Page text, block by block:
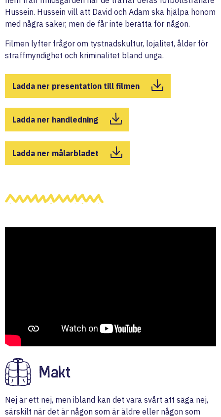
Hussein. Hussein vill att David och Adam ska hjälpa honom
med några saker, men de får inte berätta för någon.
Filmen lyfter frågor om tystnadskultur, lojalitet, ålder för
straffmyndighet och kriminalitet bland unga.
Ladda ner presentation till filmen
Ladda ner handledning
Ladda ner målarbladet
Makt
Nej är ett nej, men ibland kan det vara svårt att säga nej,
särskilt när det är någon som är äldre eller någon som